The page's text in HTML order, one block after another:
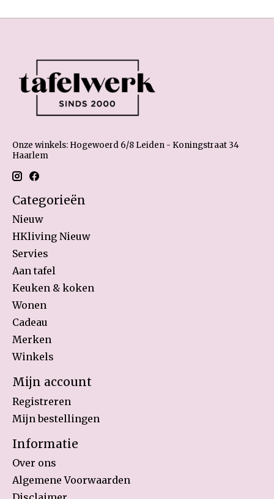
Onze winkels: Hogewoerd 6/8 Leiden - Koningstraat 34
Haarlem
Categorieën
Nieuw
HKliving Nieuw
Servies
Aan tafel
Keuken & koken
Wonen
Cadeau
Merken
Winkels
Mijn account
Registreren
Mijn bestellingen
Informatie
Over ons
Algemene Voorwaarden